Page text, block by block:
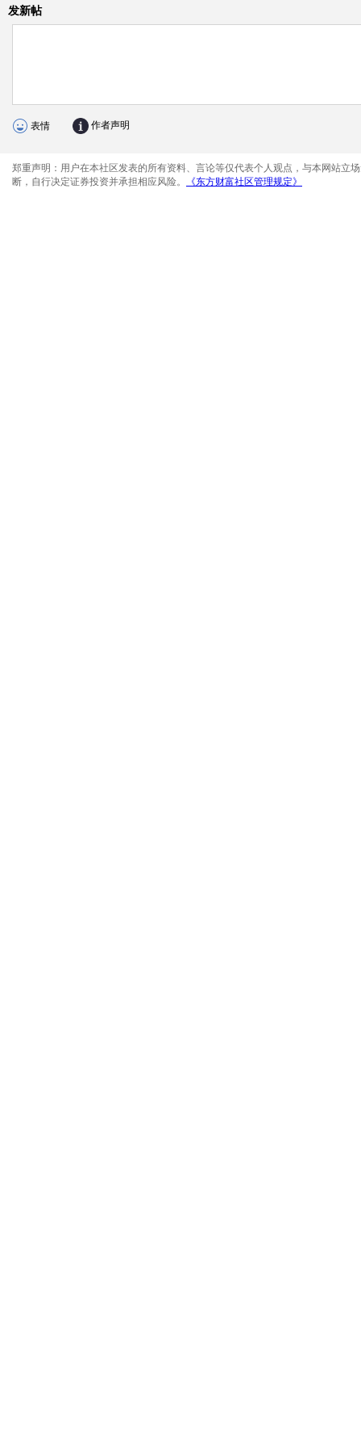
发新帖
表情 作者声明
郑重声明：用户在本社区发表的所有资料、言论等仅代表个人观点，与本网站立
断，自行决定证券投资并承担相应风险。
《东方财富社区管理规定》